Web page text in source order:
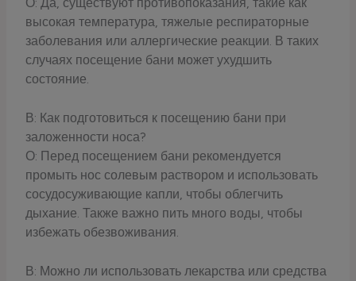
высокая температура, тяжелые респираторные
заболевания или аллергические реакции. В таких
случаях посещение бани может ухудшить
состояние.
В: Как подготовиться к посещению бани при
заложенности носа?
О: Перед посещением бани рекомендуется
промыть нос солевым раствором и использовать
сосудосуживающие капли, чтобы облегчить
дыхание. Также важно пить много воды, чтобы
избежать обезвоживания.
В: Можно ли использовать лекарства или средства